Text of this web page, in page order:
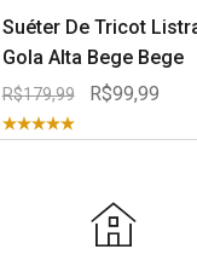
Suéter De Tricot
Gola Alta Bege Bege
R$179,99 R$99,99